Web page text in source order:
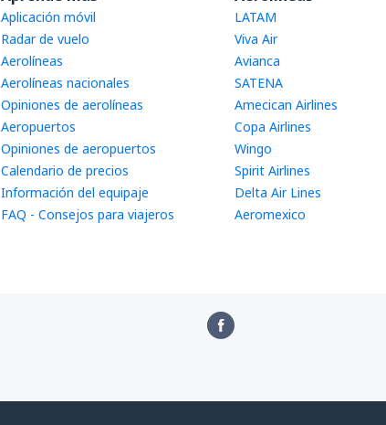
Aplicación móvil
Radar de vuelo
Aerolíneas
Aerolíneas nacionales
Opiniones de aerolíneas
Aeropuertos
Opiniones de aeropuertos
Calendario de precios
Información del equipaje
FAQ - Consejos para viajeros
LATAM
Viva Air
Avianca
SATENA
Amecican Airlines
Copa Airlines
Wingo
Spirit Airlines
Delta Air Lines
Aeromexico